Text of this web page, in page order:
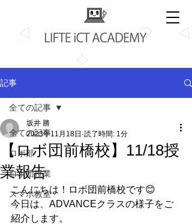
記事
全ての記事
ロボ部
ロボ団授業
スマホ教室
全ての記事
【ロボ団前橋校】11/18授
業報告
坂井 勝
2023年11月18日 読了時間: 1分
こんにちは！ロボ団前橋校です😊
今日は、ADVANCEクラスの様子をご
紹介します。